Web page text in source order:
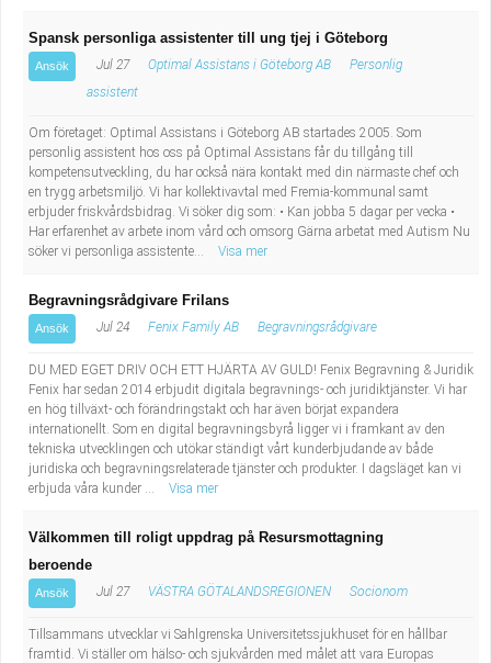
Spansk personliga assistenter till ung tjej i Göteborg
Ansök Jul 27 Optimal Assistans i Göteborg AB
Personlig
assistent
Om företaget: Optimal Assistans i Göteborg AB startades 2005. Som
personlig assistent hos oss på Optimal Assistans får du tillgång till
kompetensutveckling, du har också nära kontakt med din närmaste chef och
en trygg arbetsmiljö. Vi har kollektivavtal med Fremia-kommunal samt
erbjuder friskvårdsbidrag. Vi söker dig som: • Kan jobba 5 dagar per vecka •
Har erfarenhet av arbete inom vård och omsorg Gärna arbetat med Autism Nu
söker vi personliga assistente...
Visa mer
Begravningsrådgivare Frilans
Ansök Jul 24 Fenix Family AB Begravningsrådgivare
DU MED EGET DRIV OCH ETT HJÄRTA AV GULD! Fenix Begravning & Juridik
Fenix har sedan 2014 erbjudit digitala begravnings- och juridiktjänster. Vi har
en hög tillväxt- och förändringstakt och har även börjat expandera
internationellt. Som en digital begravningsbyrå ligger vi i framkant av den
tekniska utvecklingen och utökar ständigt vårt kunderbjudande av både
juridiska och begravningsrelaterade tjänster och produkter. I dagsläget kan vi
erbjuda våra kunder ...
Visa mer
Välkommen till roligt uppdrag på Resursmottagning
beroende
Ansök Jul 27 VÄSTRA GÖTALANDSREGIONEN Socionom
Tillsammans utvecklar vi Sahlgrenska Universitetssjukhuset för en hållbar
framtid. Vi ställer om hälso- och sjukvården med målet att vara Europas